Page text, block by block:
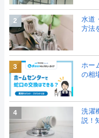
2
水道
方法
3
ホー
の相
4
洗濯
説！